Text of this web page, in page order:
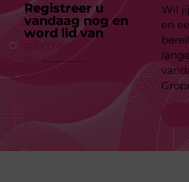
Registreer u
vandaag nog en
word lid van
platform
Wil
en